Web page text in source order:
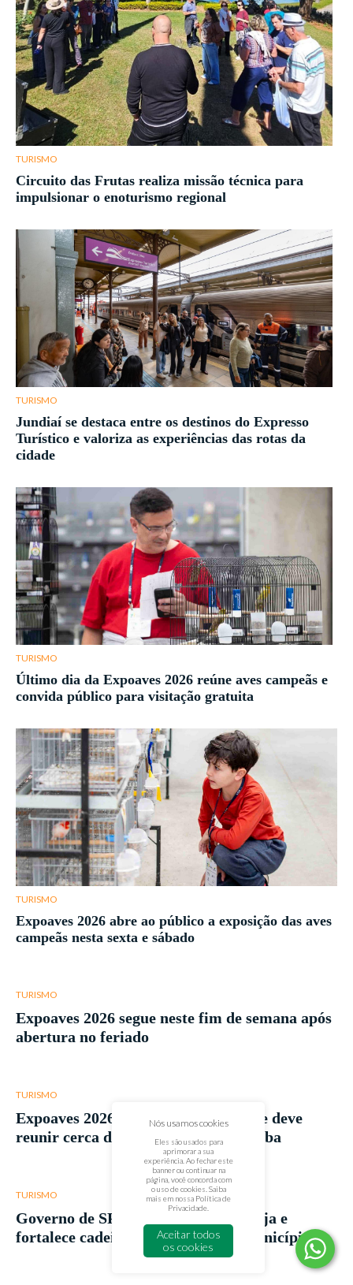
TURISMO
Circuito das Frutas realiza missão técnica para
impulsionar o enoturismo regional
TURISMO
Jundiaí se destaca entre os destinos do Expresso
Turístico e valoriza as experiências das rotas da
cidade
TURISMO
Último dia da Expoaves 2026 reúne aves campeãs e
convida público para visitação gratuita
TURISMO
Expoaves 2026 abre ao público a exposição das aves
campeãs nesta sexta e sábado
TURISMO
Expoaves 2026 segue neste fim de semana após
abertura no feriado
TURISMO
Expoaves 2026 começa nesta quinta e deve
reunir cerca de 100 mil aves em Itatiba
TURISMO
Governo de SP lança Rotas da Cerveja e
fortalece cadeia produtiva em 55 municípios
Nós usamos cookies
Eles são usados para
aprimorar a sua
experiência. Ao fechar este
banner ou continuar na
página, você concorda com
o uso de cookies. Saiba
mais em nossa Política de
Privacidade
Aceitar todos
os cookies